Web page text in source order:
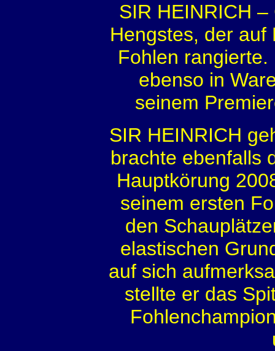
SIR HEINRICH
Hengstes, der auf
Fohlen
ebenso in
seinem
SIR HEINRICH
brachte ebenfalls
Hauptkörung
seinem ersten
den
elastischen
auf sich
stellte er das